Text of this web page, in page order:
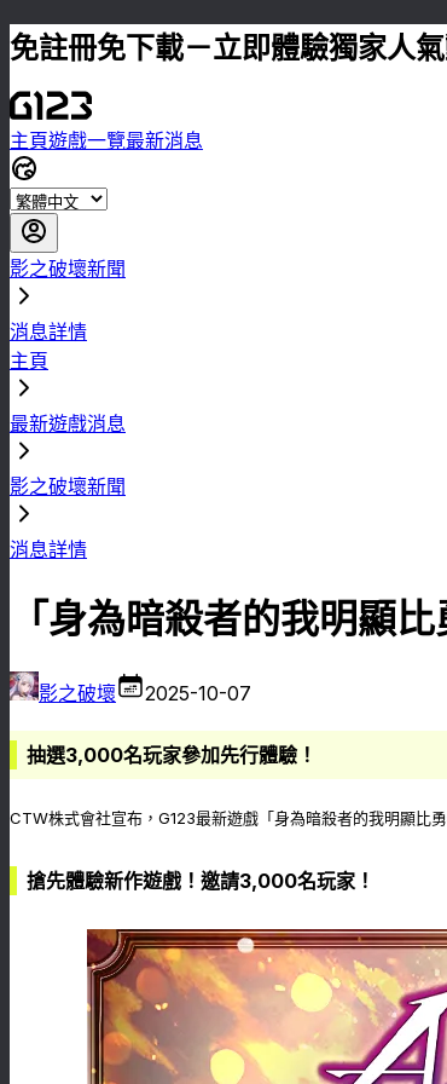
免註冊免下載－立即體驗獨家人
主頁遊戲一覽最新消息
影之破壞新聞
消息詳情
主頁
最新遊戲消息
影之破壞新聞
消息詳情
「身為暗殺者的我明顯
影之破壞 2025-10-07
抽選3,000名玩家參加先行體驗！
CTW株式會社宣布，G123最新遊戲「身為暗殺者的我明顯比
搶先體驗新作遊戲！邀請3,000名玩家！